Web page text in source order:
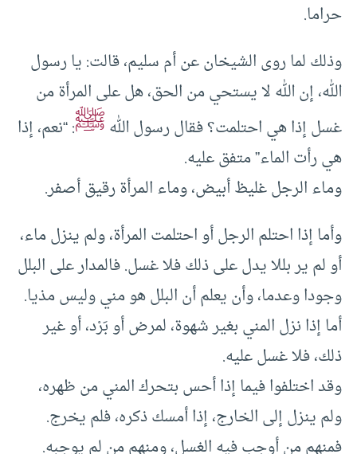
حراما.
وذلك لما روى الشيخان عن أم سليم، قالت: يا رسول
الله، إن الله لا يستحي من الحق، هل على المرأة من
غسل إذا هي احتلمت؟ فقال رسول اللهﷺ: “نعم، إذا
هي رأت الماء” متفق عليه.
وماء الرجل غليظ أبيض، وماء المرأة رقيق أصفر.
وأما إذا احتلم الرجل أو احتلمت المرأة، ولم ينزل ماء،
أو لم ير بللا يدل على ذلك فلا غسل. فالمدار على البلل
وجودا وعدما، وأن يعلم أن البلل هو مني وليس مذيا.
أما إذا نزل المني بغير شهوة، لمرض أو بَرْد، أو غير
ذلك، فلا غسل عليه.
وقد اختلفوا فيما إذا أحس بتحرك المني من ظهره،
ولم ينزل إلى الخارج، إذا أمسك ذكره، فلم يخرج.
فمنهم من أوجب فيه الغسل، ومنهم من لم يوجبه.